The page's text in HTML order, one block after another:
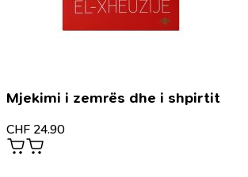
Mjekimi i zemrës dhe i shpirtit
CHF 24.90